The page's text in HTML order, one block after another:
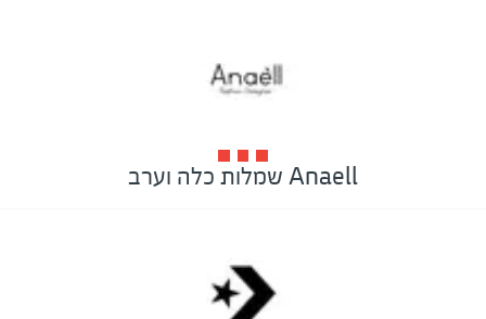
Anaell שמלות כלה וערב